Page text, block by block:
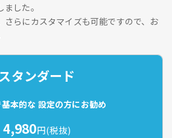
した。
さらにカスタマイズも可能ですので、お
スタンダード
本的な 設定の方にお勧め
4,980円(税抜)